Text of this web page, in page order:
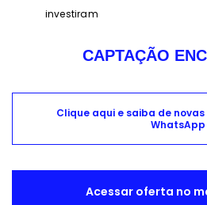
investiram
CAPTAÇÃO
Clique aqui e saiba de
WhatsApp
Acessar oferta no